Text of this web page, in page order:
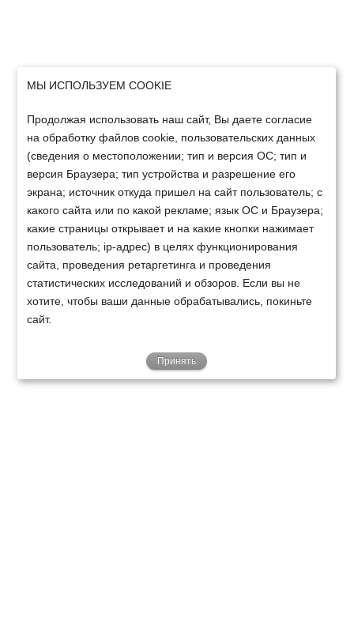
МЫ ИСПОЛЬЗУЕМ COOKIE
Продолжая использовать наш сайт, Вы даете согласие
на обработку файлов cookie, пользовательских данных
(сведения о местоположении; тип и версия ОС; тип и
версия Браузера; тип устройства и разрешение его
экрана; источник откуда пришел на сайт пользователь; с
какого сайта или по какой рекламе; язык ОС и Браузера;
какие страницы открывает и на какие кнопки нажимает
пользователь; ip-адрес) в целях функционирования
сайта, проведения ретаргетинга и проведения
статистических исследований и обзоров. Если вы не
хотите, чтобы ваши данные обрабатывались, покиньте
сайт.
Принять